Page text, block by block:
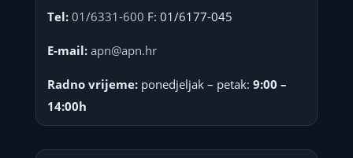
Tel: 01/6331-600 F: 01/6177-045
E-mail: apn@apn.hr
Radno vrijeme:ponedjeljak – petak: 9:00 –
14:00h